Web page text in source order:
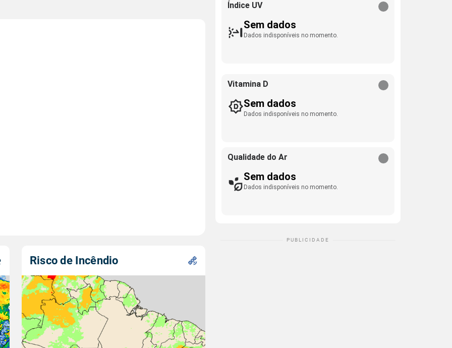
Risco de Incêndio
Índice UV
Sem dados
Dados indisponíveis no momento.
Vitamina D
Sem dados
Dados indisponíveis no momento.
Qualidade do Ar
Sem dados
Dados indisponíveis no momento.